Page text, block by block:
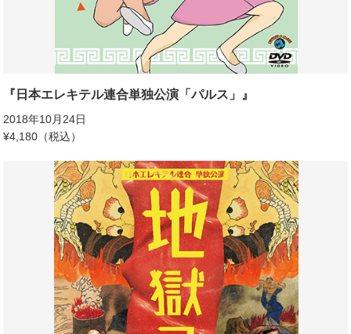
『日本エレキテル連合単独公演「パルス」』
2018年10月24日
¥4,180（税込）